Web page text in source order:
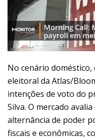
No cenário
eleitoral da Atlas/
intenções de voto do
Silva. O mercado
alternância de poder
fiscais e econômicas,